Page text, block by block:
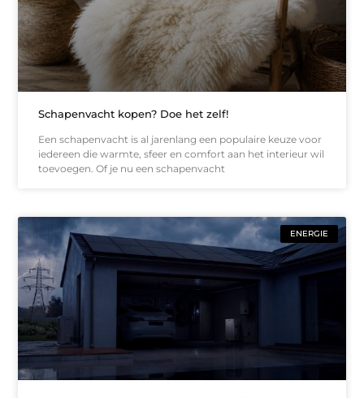
Schapenvacht kopen? Doe het zelf!
Een schapenvacht is al jarenlang een populaire keuze voor
iedereen die warmte, sfeer en comfort aan het interieur wil
toevoegen. Of je nu een schapenvacht
ENERGIE